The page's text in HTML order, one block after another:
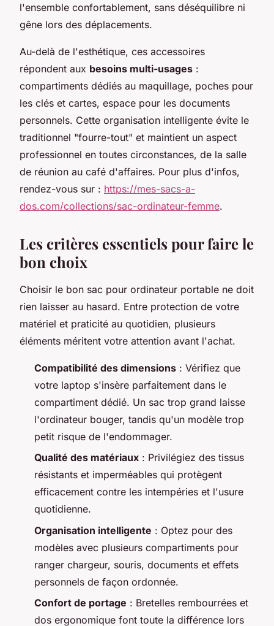
l'ensemble confortablement, sans déséquilibre ni
gêne lors des déplacements.
Au-delà de l'esthétique, ces accessoires
répondent aux besoins multi-usages :
compartiments dédiés au maquillage, poches pour
les clés et cartes, espace pour les documents
personnels. Cette organisation intelligente évite le
traditionnel "fourre-tout" et maintient un aspect
professionnel en toutes circonstances, de la salle
de réunion au café d'affaires. Pour plus d'infos,
rendez-vous sur : https://mes-sacs-a-
dos.com/collections/sac-ordinateur-femme.
Les critères essentiels pour faire le
bon choix
Choisir le bon sac pour ordinateur portable ne doit
rien laisser au hasard. Entre protection de votre
matériel et praticité au quotidien, plusieurs
éléments méritent votre attention avant l'achat.
Compatibilité des dimensions : Vérifiez que
votre laptop s'insère parfaitement dans le
compartiment dédié. Un sac trop grand laisse
l'ordinateur bouger, tandis qu'un modèle trop
petit risque de l'endommager.
Qualité des matériaux : Privilégiez des tissus
résistants et imperméables qui protègent
efficacement contre les intempéries et l'usure
quotidienne.
Organisation intelligente : Optez pour des
modèles avec plusieurs compartiments pour
ranger chargeur, souris, documents et effets
personnels de façon ordonnée.
Confort de portage : Bretelles rembourrées et
dos ergonomique font toute la différence lors